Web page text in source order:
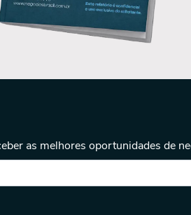
as melhores oportunidades de